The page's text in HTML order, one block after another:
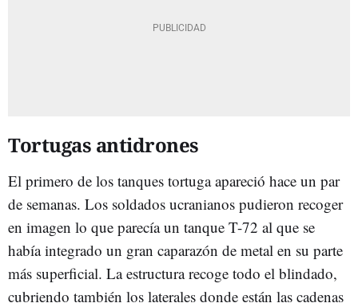
Tortugas antidrones
El primero de los tanques tortuga apareció hace un par
de semanas. Los soldados ucranianos pudieron recoger
en imagen lo que parecía un tanque T-72 al que se
había integrado un gran caparazón de metal en su parte
más superficial. La estructura recoge todo el blindado,
cubriendo también los laterales donde están las cadenas